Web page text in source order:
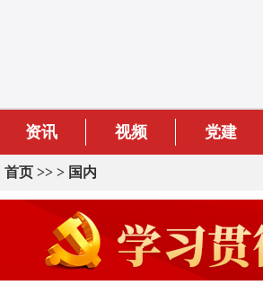
资讯 视频 党建
首页 >> > 国内